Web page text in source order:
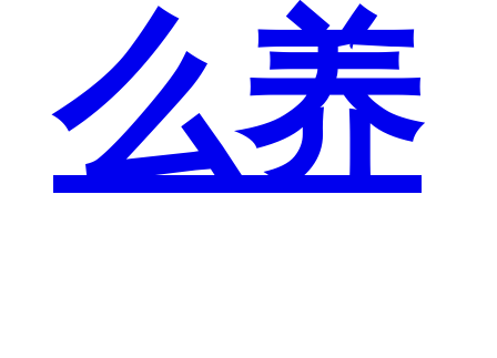
么养